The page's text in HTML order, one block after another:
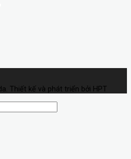
Thiết kế và phát triển bởi HPT